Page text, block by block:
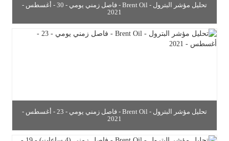
تحليل مؤشر البترول - Brent Oil - فاصل زمني يومي - 30 - أغسطس -
2021
تحليل مؤشر البترول - Brent Oil - فاصل زمني يومي - 23 - أغسطس -
2021